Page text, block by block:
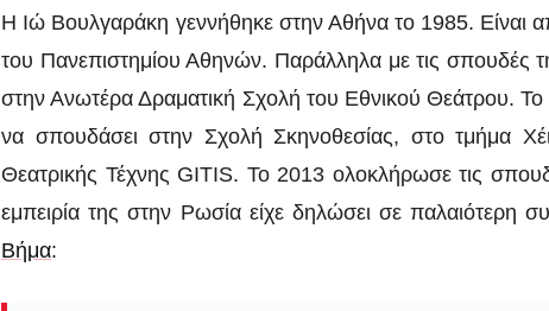
Η Ιώ Βουλγαράκη γεννήθηκε στην Αθήνα το 1985. Είναι
του Πανεπιστημίου Αθηνών. Παράλληλα με τις σπουδές
στην Ανωτέρα Δραματική Σχολή του Εθνικού Θεάτρου.
να σπουδάσει στην Σχολή Σκηνοθεσίας, στο τμήμα
Θεατρικής Τέχνης GITIS. Το 2013 ολοκλήρωσε τις
εμπειρία της στην Ρωσία είχε δηλώσει σε παλαιότερη
Βήμα: